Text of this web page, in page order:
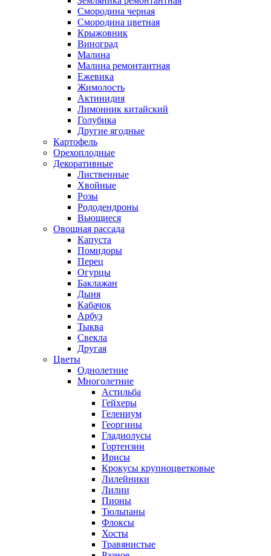
Смородина черная
Смородина цветная
Крыжовник
Виноград
Малина
Малина ремонтантная
Ежевика
Жимолость
Актинидия
Лимонник китайский
Голубика
Другие ягодные
Картофель
Орехоплодные
Декоративные
Лиственные
Хвойные
Розы
Рододендроны
Вьющиеся
Овощная рассада
Капуста
Помидоры
Перец
Огурцы
Баклажан
Дыня
Кабачок
Арбуз
Тыква
Свекла
Другая
Цветы
Однолетние
Многолетние
Астильба
Гейхеры
Гелениум
Георгины
Гладиолусы
Гортензии
Ирисы
Крокусы крупноцветковые
Лилейники
Лилии
Пионы
Тюльпаны
Флоксы
Хосты
Травянистые